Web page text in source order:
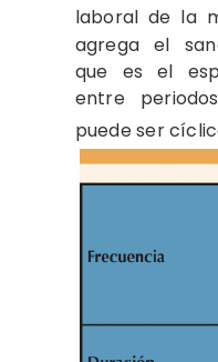
laboral de la
agrega el
que es el
entre
puede ser